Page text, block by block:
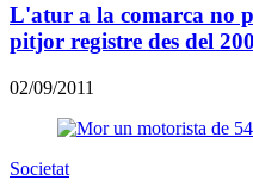
L'atur a la comarca no
pitjor registre des del
02/09/2011
Societat